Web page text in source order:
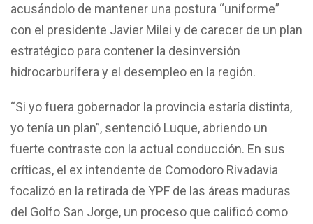
acusándolo de mantener una postura “uniforme”
con el presidente Javier Milei y de carecer de un plan
estratégico para contener la desinversión
hidrocarburífera y el desempleo en la región.
“Si yo fuera gobernador la provincia estaría distinta,
yo tenía un plan”, sentenció Luque, abriendo un
fuerte contraste con la actual conducción. En sus
críticas, el ex intendente de Comodoro Rivadavia
focalizó en la retirada de YPF de las áreas maduras
del Golfo San Jorge, un proceso que calificó como